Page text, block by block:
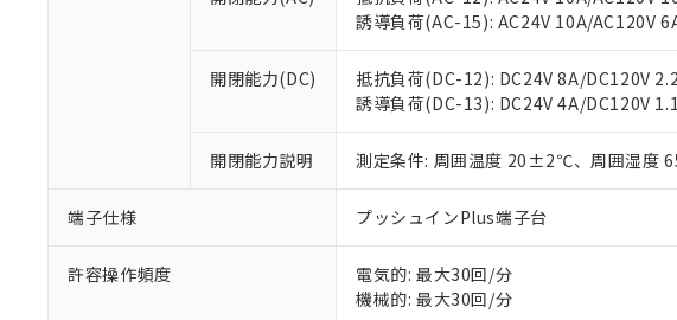
誘導負荷(AC-15): AC24V 10A/AC120V
開閉能力(DC)
抵抗負荷(DC-12): DC24V 8A/DC120V
誘導負荷(DC-13): DC24V 4A/DC120V
開閉能力説明 測定条件: 周囲温度 20±2℃、周囲湿度
端子仕様 プッシュインPlus端子台
許容操作頻度
電気的: 最大30回/分
機械的: 最大30回/分
当社制御機器事業取扱商品の中
在庫状況および標準価格照会結
のであり、閲覧された時点での
い。
正式な納期状況および標準価格
当社販売員にご相談ください。
オムロン制御機器販売店や当社
在庫状況および標準価格結果を
す。
マイパーツ機能（部品リスト
お客様が当ウェブサイト上で当
が、当社の製品・サービスに関
フタル酸ビス(2-エチルヘキシル) (DEHP)(別名
ル（DBP） 1000ppm以下、フタル酸ジイソブ
但し、RoHS指令で産業用監視および制御機器
※2 対応予定月
部品在庫の切り替え状況などにより
※3 非含有証明書ダウンロード
*中国RoHS10物質の基準値 (GB/T26572)：
DBP(フタル酸ジブチル) : 1000ppm、 DIBP(フ
DEHP(フタル酸ビス(2-エチルヘキシル)) :
※2 環境保護使用期限
「ｅ」：有害物質（10物質）のすべ
「10」：通常の使用状況下において
味します。
「－」：未確認です。当社販売部門へ
などの必要な手続きをとります
当社は規制貨物を破棄する場合
当社は貴社製品を、核兵器、ミ
置等に一切使用いたしません。
当社は、貴社製品を第三者に販
また当社は、販売先および販売
たしません。
号
○ 一定数以上の在庫あり
△ 一定数には満たないが在庫
－
在庫なし(最新の在庫状況
機器販売店・当社販売員に
空
白
受注生産機種、また在庫状